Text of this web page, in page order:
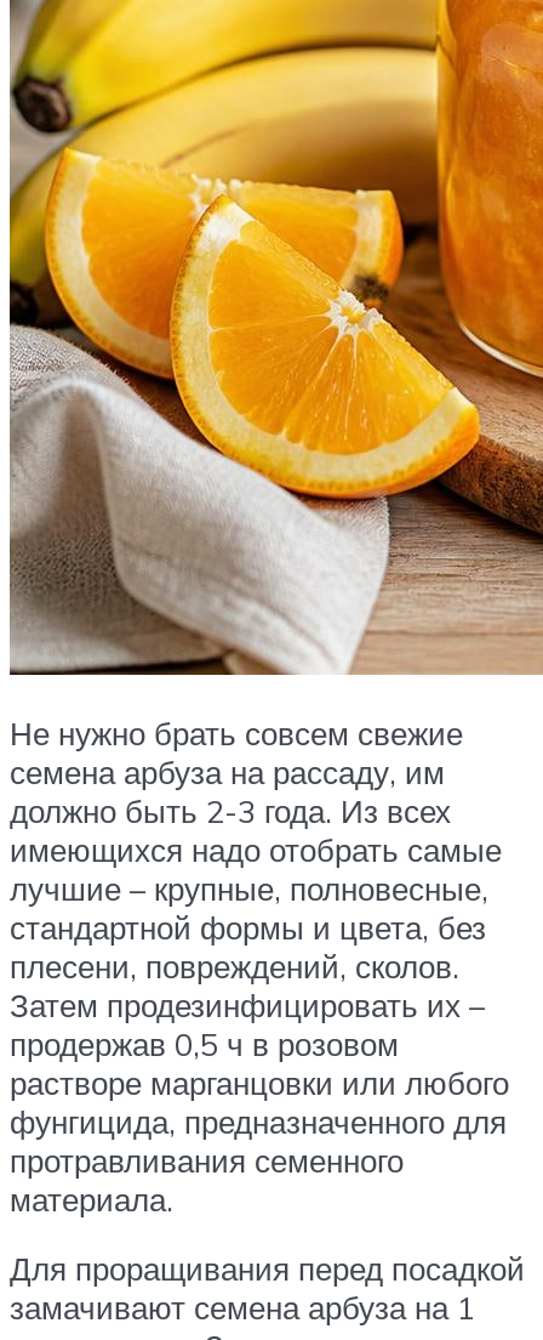
Не нужно брать совсем свежие
семена арбуза на рассаду, им
должно быть 2-3 года. Из всех
имеющихся надо отобрать самые
лучшие – крупные, полновесные,
стандартной формы и цвета, без
плесени, повреждений, сколов.
Затем продезинфицировать их –
продержав 0,5 ч в розовом
растворе марганцовки или любого
фунгицида, предназначенного для
протравливания семенного
материала.
Для проращивания перед посадкой
замачивают семена арбуза на 1